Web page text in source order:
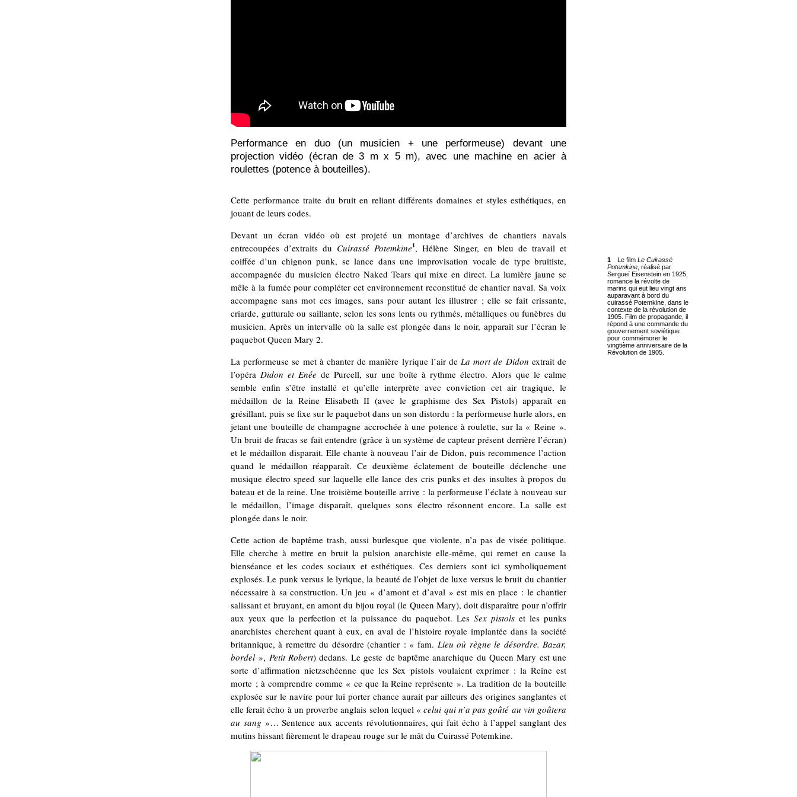
Performance en duo (un musicien + une performeuse) devant une
projection vidéo (écran de 3 m x 5 m), avec une machine en acier à
roulettes (potence à bouteilles).
Cette performance traite du bruit en reliant différents domaines et styles esthétiques, en
jouant de leurs codes.
Devant un écran vidéo où est projeté un montage d’archives de chantiers navals
entrecoupées d’extraits du Cuirassé Potemkine1, Hélène Singer, en bleu de travail et
coiffée d’un chignon punk, se lance dans une improvisation vocale de type bruitiste,
accompagnée du musicien électro Naked Tears qui mixe en direct. La lumière jaune se
mêle à la fumée pour compléter cet environnement reconstitué de chantier naval. Sa voix
accompagne sans mot ces images, sans pour autant les illustrer ; elle se fait crissante,
criarde, gutturale ou saillante, selon les sons lents ou rythmés, métalliques ou funèbres du
musicien. Après un intervalle où la salle est plongée dans le noir, apparaît sur l’écran le
paquebot Queen Mary 2.
La performeuse se met à chanter de manière lyrique l’air deLa mort de Didon extrait de
l’opéra Didon et Enée de Purcell, sur une boîte à rythme électro. Alors que le calme
semble enfin s’être installé et qu’elle interprète avec conviction cet air tragique, le
médaillon de la Reine Elisabeth II (avec le graphisme des Sex Pistols) apparaît en
grésillant, puis se fixe sur le paquebot dans un son distordu : la performeuse hurle alors, en
jetant une bouteille de champagne accrochée à une potence à roulette, sur la « Reine ».
Un bruit de fracas se fait entendre (grâce à un système de capteur présent derrière l’écran)
et le médaillon disparait. Elle chante à nouveau l’air de Didon, puis recommence l’action
quand le médaillon réapparaît. Ce deuxième éclatement de bouteille déclenche une
musique électro speed sur laquelle elle lance des cris punks et des insultes à propos du
bateau et de la reine. Une troisième bouteille arrive : la performeuse l’éclate à nouveau sur
le médaillon, l’image disparaît, quelques sons électro résonnent encore. La salle est
plongée dans le noir.
Cette action de baptême trash, aussi burlesque que violente, n’a pas de visée politique.
Elle cherche à mettre en bruit la pulsion anarchiste elle-même, qui remet en cause la
bienséance et les codes sociaux et esthétiques. Ces derniers sont ici symboliquement
explosés. Le punk versus le lyrique, la beauté de l’objet de luxe versus le bruit du chantier
nécessaire à sa construction. Un jeu « d’amont et d’aval » est mis en place : le chantier
salissant et bruyant, en amont du bijou royal (le Queen Mary), doit disparaître pour n’offrir
aux yeux que la perfection et la puissance du paquebot. Les Sex pistolset les punks
anarchistes cherchent quant à eux, en aval de l’histoire royale implantée dans la société
britannique, à remettre du désordre (chantier : « fam. Lieu où règne le désordre. Bazar,
bordel », Petit Robert) dedans. Le geste de baptême anarchique du Queen Mary est une
sorte d’affirmation nietzschéenne que les Sex pistols voulaient exprimer : la Reine est
morte ; à comprendre comme « ce que la Reine représente ». La tradition de la bouteille
explosée sur le navire pour lui porter chance aurait par ailleurs des origines sanglantes et
elle ferait écho à un proverbe anglais selon lequel «celui qui n’a pas goûté au vin goûtera
au sang »… Sentence aux accents révolutionnaires, qui fait écho à l’appel sanglant des
mutins hissant fièrement le drapeau rouge sur le mât du Cuirassé Potemkine.
1 Le film Le Cuirassé
Potemkine , réalisé par
Sergueï Eisenstein en 1925,
romance la révolte de
marins qui eut lieu vingt ans
auparavant à bord du
cuirassé Potemkine, dans le
contexte de la révolution de
1905. Film de propagande, il
répond à une commande du
gouvernement soviétique
pour commémorer le
vingtième anniversaire de la
Révolution de 1905.